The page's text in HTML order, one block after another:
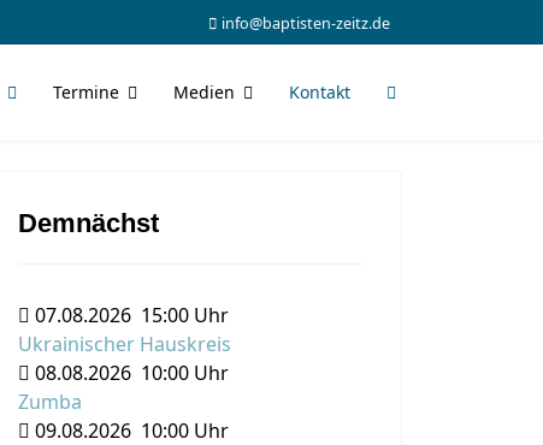
info@baptisten-zeitz.de
Termine Medien Kontakt
Demnächst
07.08.2026 15:00 Uhr
Ukrainischer Hauskreis
08.08.2026 10:00 Uhr
Zumba
09.08.2026 10:00 Uhr